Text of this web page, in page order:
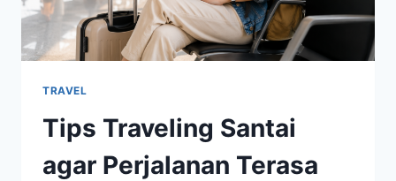
TRAVEL
Tips Traveling Santai
agar Perjalanan Terasa